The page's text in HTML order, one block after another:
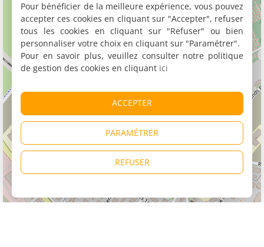
Pour bénéficier de la meilleure expérience, vous pouvez
accepter ces cookies en cliquant sur "Accepter", refuser
tous les cookies en cliquant sur "Refuser" ou bien
personnaliser votre choix en cliquant sur "Paramétrer".
Pour en savoir plus, veuillez consulter notre politique
de gestion des cookies en cliquant ici
ACCEPTER
PARAMÉTRER
REFUSER